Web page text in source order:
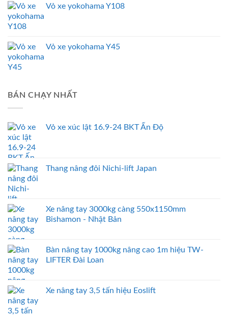
Vỏ xe yokohama Y108
Vỏ xe yokohama Y45
BÁN CHẠY NHẤT
Vỏ xe xúc lật 16.9-24 BKT Ấn Độ
Thang nâng đôi Nichi-lift Japan
Xe nâng tay 3000kg càng 550x1150mm
Bishamon - Nhật Bản
Bàn nâng tay 1000kg nâng cao 1m hiệu TW-
LIFTER Đài Loan
Xe nâng tay 3,5 tấn hiệu Eoslift